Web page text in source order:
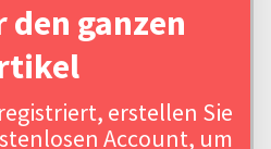
ganzen
erstellen Sie
Account, um